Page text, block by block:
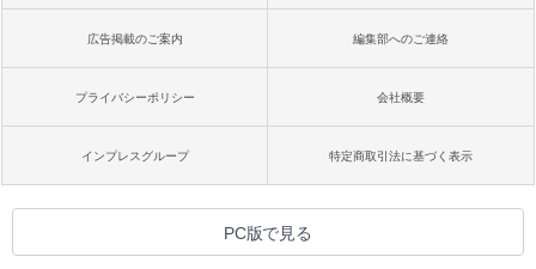
広告掲載のご案内 編集部へのご連絡
プライバシーポリシー 会社概要
インプレスグループ 特定商取引法に基づく表示
PC版で見る